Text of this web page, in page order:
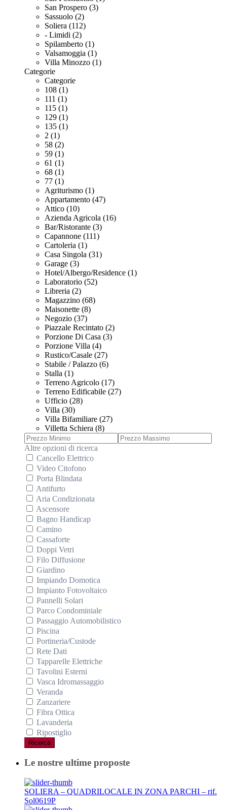
San Prospero (3)
Sassuolo (2)
Soliera (112)
- Limidi (2)
Spilamberto (1)
Valsamoggia (1)
Villa Minozzo (1)
Categorie
Categorie
108 (1)
111 (1)
115 (1)
129 (1)
135 (1)
2 (1)
58 (2)
59 (1)
61 (1)
68 (1)
77 (1)
Agriturismo (1)
Appartamento (47)
Attico (10)
Azienda Agricola (16)
Bar/Ristorante (3)
Capannone (111)
Cartoleria (1)
Casa Singola (31)
Garage (3)
Hotel/Albergo/Residence (1)
Laboratorio (52)
Libreria (2)
Magazzino (68)
Maisonette (8)
Negozio (37)
Piazzale Recintato (2)
Porzione Di Casa (3)
Porzione Villa (4)
Rustico/Casale (27)
Stabile / Palazzo (6)
Stalla (1)
Terreno Agricolo (17)
Terreno Edificabile (27)
Ufficio (28)
Villa (30)
Villa Bifamiliare (27)
Villetta Schiera (8)
Altre opzioni di ricerca
Cancello Elettrico
Video Citofono
Porta Blindata
Antifurto
Aria Condizionata
Ascensore
Bagno Handicap
Camino
Cassaforte
Doppi Vetri
Filo Diffusione
Giardino
Impiando Domotica
Impianto Fotovoltaico
Pannelli Solari
Parco Condominiale
Passaggio Automobilistico
Piscina
Portineria/Custode
Rete Dati
Tapparelle Elettriche
Tavolini Esterni
Vasca Idromassaggio
Veranda
Zanzariere
Fibra Ottica
Lavanderia
Ripostiglio
Ricerca
Le nostre ultime proposte
SOLIERA – QUADRILOCALE IN ZONA PARCHI – rif.
Sol0619P